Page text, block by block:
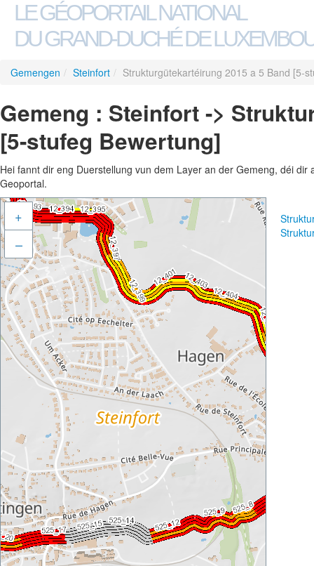
LE GÉOPORTAIL NATIONAL
DU GRAND-DUCHÉ DE
Gemengen / Steinfort / Strukturgütekartéirung 2015 a 5 Band [5-
Gemeng : Steinfort ->
[5-stufeg Bewertung]
Hei fannt dir eng Duerstellung vun dem Layer an der Gemeng, déi
Geoportal.
+
–